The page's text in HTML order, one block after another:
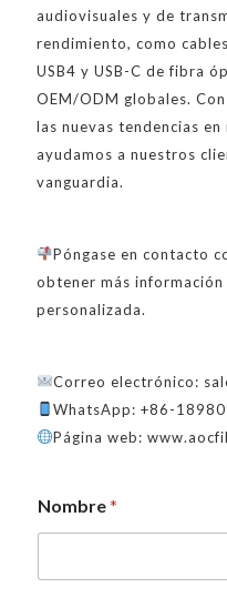
audiovisuales y de
rendimiento, como
USB4 y USB-C de fibra
OEM/ODM globales.
las nuevas tendencias
ayudamos a nuestros
vanguardia.
Póngase en contacto
obtener más
personalizada.
Correo electrónico:
WhatsApp: +86-
Página web:
e
l
Nombre*